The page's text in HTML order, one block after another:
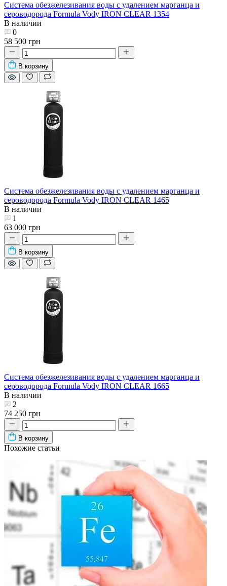
Система обезжелезивания воды с удалением марганца и
сероводорода Formula Vody IRON CLEAR 1354
В наличии
0
58 500 грн
В корзину
Система обезжелезивания воды с удалением марганца и
сероводорода Formula Vody IRON CLEAR 1465
В наличии
1
63 000 грн
В корзину
Система обезжелезивания воды с удалением марганца и
сероводорода Formula Vody IRON CLEAR 1665
В наличии
2
74 250 грн
В корзину
Похожие статьи